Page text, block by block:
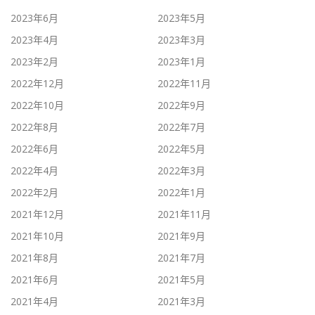
2023年6月
2023年5月
2023年4月
2023年3月
2023年2月
2023年1月
2022年12月
2022年11月
2022年10月
2022年9月
2022年8月
2022年7月
2022年6月
2022年5月
2022年4月
2022年3月
2022年2月
2022年1月
2021年12月
2021年11月
2021年10月
2021年9月
2021年8月
2021年7月
2021年6月
2021年5月
2021年4月
2021年3月